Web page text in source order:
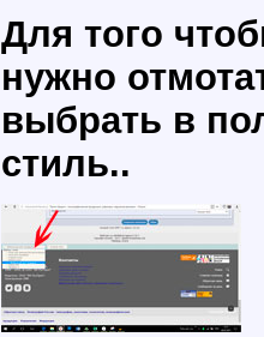
Для того
нужно
выбрать в
стиль..